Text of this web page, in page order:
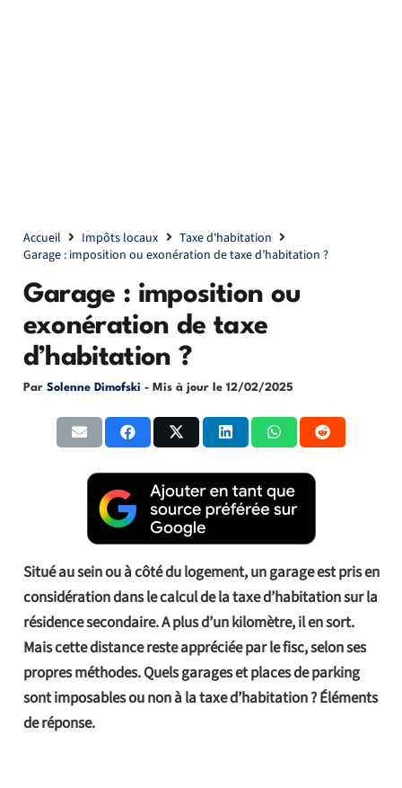
Accueil Impôts locaux
Taxe d'habitation
Garage : imposition ou exonération de taxe d’habitation ?
Garage : imposition ou
exonération de taxe
d’habitation ?
Par Solenne Dimofski - Mis à jour le 12/02/2025
Situé au sein ou à côté du logement, un garage est pris en
considération dans le calcul de la taxe d’habitation sur la
résidence secondaire. A plus d’un kilomètre, il en sort.
Mais cette distance reste appréciée par le fisc, selon ses
propres méthodes. Quels garages et places de parking
sont imposables ou non à la taxe d’habitation ? Éléments
de réponse.